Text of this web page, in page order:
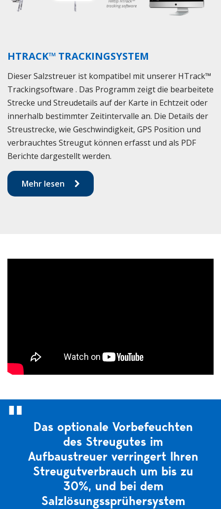
HTRACK™ TRACKINGSYSTEM
Dieser Salzstreuer ist kompatibel mit unserer HTrack™
Trackingsoftware . Das Programm zeigt die bearbeitete
Strecke und Streudetails auf der Karte in Echtzeit oder
innerhalb bestimmter Zeitintervalle an. Die Details der
Streustrecke, wie Geschwindigkeit, GPS Position und
verbrauchtes Streugut können erfasst und als PDF
Berichte dargestellt werden.
Mehr lesen
Das optionale Vorbefeuchten
des Streugutes im
Aufbaustreuer verringert Ihren
Streugutverbrauch um bis zu
30%, und bei dem
Salzlösungssprühersystem